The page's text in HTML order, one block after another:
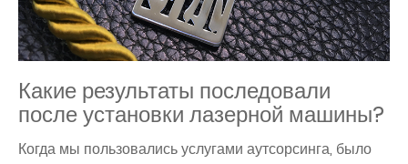
Какие результаты последовали
после установки лазерной машины?
Когда мы пользовались услугами аутсорсинга, было